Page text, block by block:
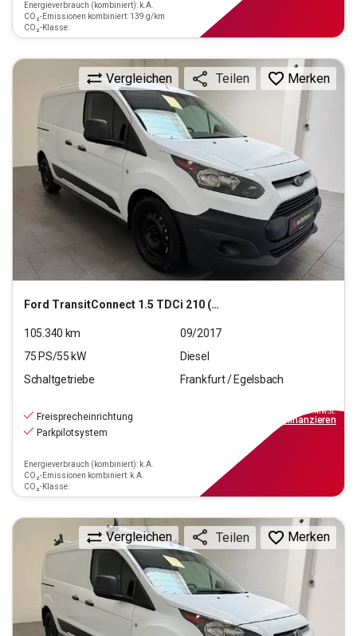
Energieverbrauch (kombiniert): k.A.
CO₂-Emissionen kombiniert: 139 g/km
CO₂-Klasse:
Ford TransitConnect 1.5 TDCi 210 (L2)
Vergleichen Teilen Merken
105.340 km
09/2017
75PS/55kW
Diesel
Schaltgetriebe
Frankfurt / Egelsbach
Freisprecheinrichtung
Parkpilotsystem
Energieverbrauch (kombiniert): k.A.
CO₂-Emissionen kombiniert: k.A.
CO₂-Klasse:
inkl.MwSt.
finanzieren
Vergleichen Teilen Merken